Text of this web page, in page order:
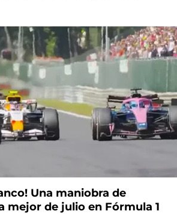
Una maniobra de
mejor de julio en Fórmula 1